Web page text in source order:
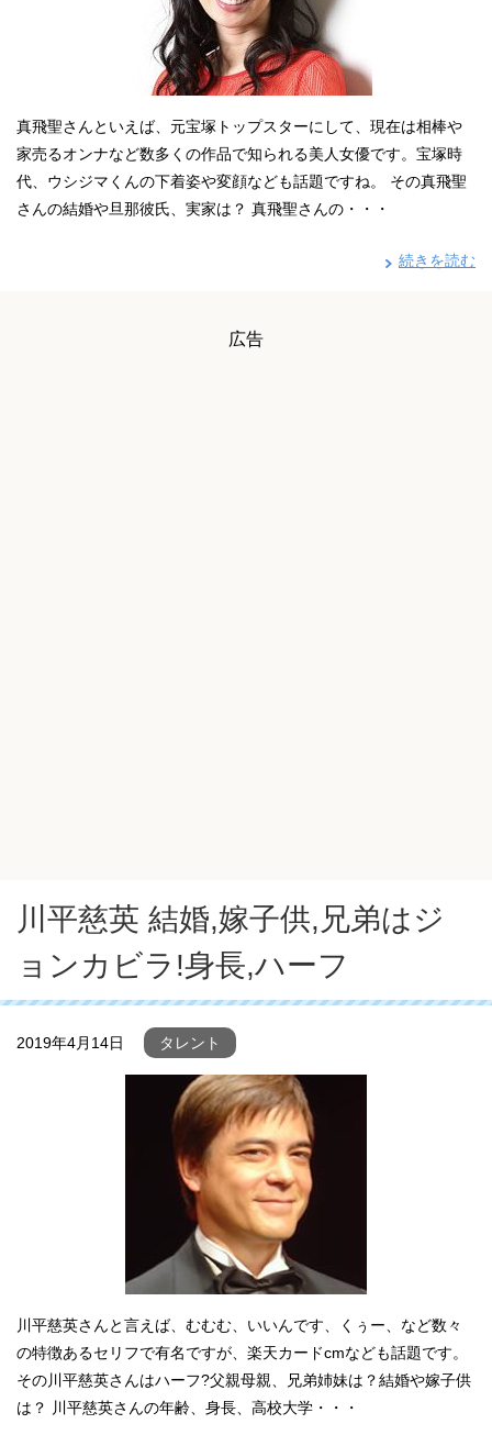
真飛聖さんといえば、元宝塚トップスターにして、現在は相棒や
家売るオンナなど数多くの作品で知られる美人女優です。宝塚時
代、ウシジマくんの下着姿や変顔なども話題ですね。 その真飛聖
さんの結婚や旦那彼氏、実家は？ 真飛聖さんの・・・
続きを読む
広告
川平慈英 結婚,嫁子供,兄弟はジ
ョンカビラ!身長,ハーフ
2019年4月14日 タレント
川平慈英さんと言えば、むむむ、いいんです、くぅー、など数々
の特徴あるセリフで有名ですが、楽天カードcmなども話題です。
その川平慈英さんはハーフ?父親母親、兄弟姉妹は？結婚や嫁子供
は？ 川平慈英さんの年齢、身長、高校大学・・・